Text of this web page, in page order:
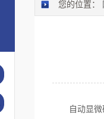
您的位置：
自动显微硬